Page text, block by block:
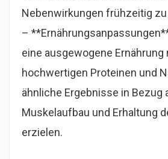
Nebenwirkungen frühzeitig
–
eine ausgewogene Ernährung
hochwertigen Proteinen und
ähnliche Ergebnisse in Bezug
Muskelaufbau und Erhaltung
erzielen.